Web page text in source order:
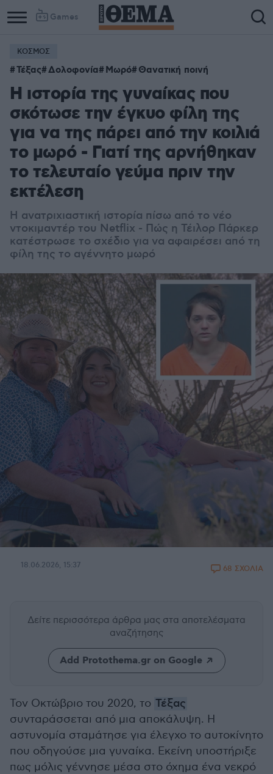
Games
Column
1
Column
2
ΚΟΣΜΟΣ
Τέξας Δολοφονία Μωρό Θανατική ποινή
Η ιστορία της γυναίκας που
σκότωσε την έγκυο φίλη της
για να της πάρει από την κοιλιά
το μωρό - Γιατί της αρνήθηκαν
το τελευταίο γεύμα πριν την
εκτέλεση
Η ανατριχιαστική ιστορία πίσω από το νέο
ντοκιμαντέρ του Netflix - Πώς η Τέιλορ Πάρκερ
κατέστρωσε το σχέδιο για να αφαιρέσει από τη
φίλη της το αγέννητο μωρό
18.06.2026, 15:37 68 ΣΧΟΛΙΑ
Δείτε περισσότερα άρθρα μας στα αποτελέσματα
αναζήτησης
Add Protothema.gr on Google
Τον Οκτώβριο του 2020, το Τέξας
συνταράσσεται από μια αποκάλυψη. Η
αστυνομία σταμάτησε για έλεγχο το αυτοκίνητο
που οδηγούσε μια γυναίκα. Εκείνη υποστήριξε
πως μόλις γέννησε μέσα στο όχημα ένα νεκρό